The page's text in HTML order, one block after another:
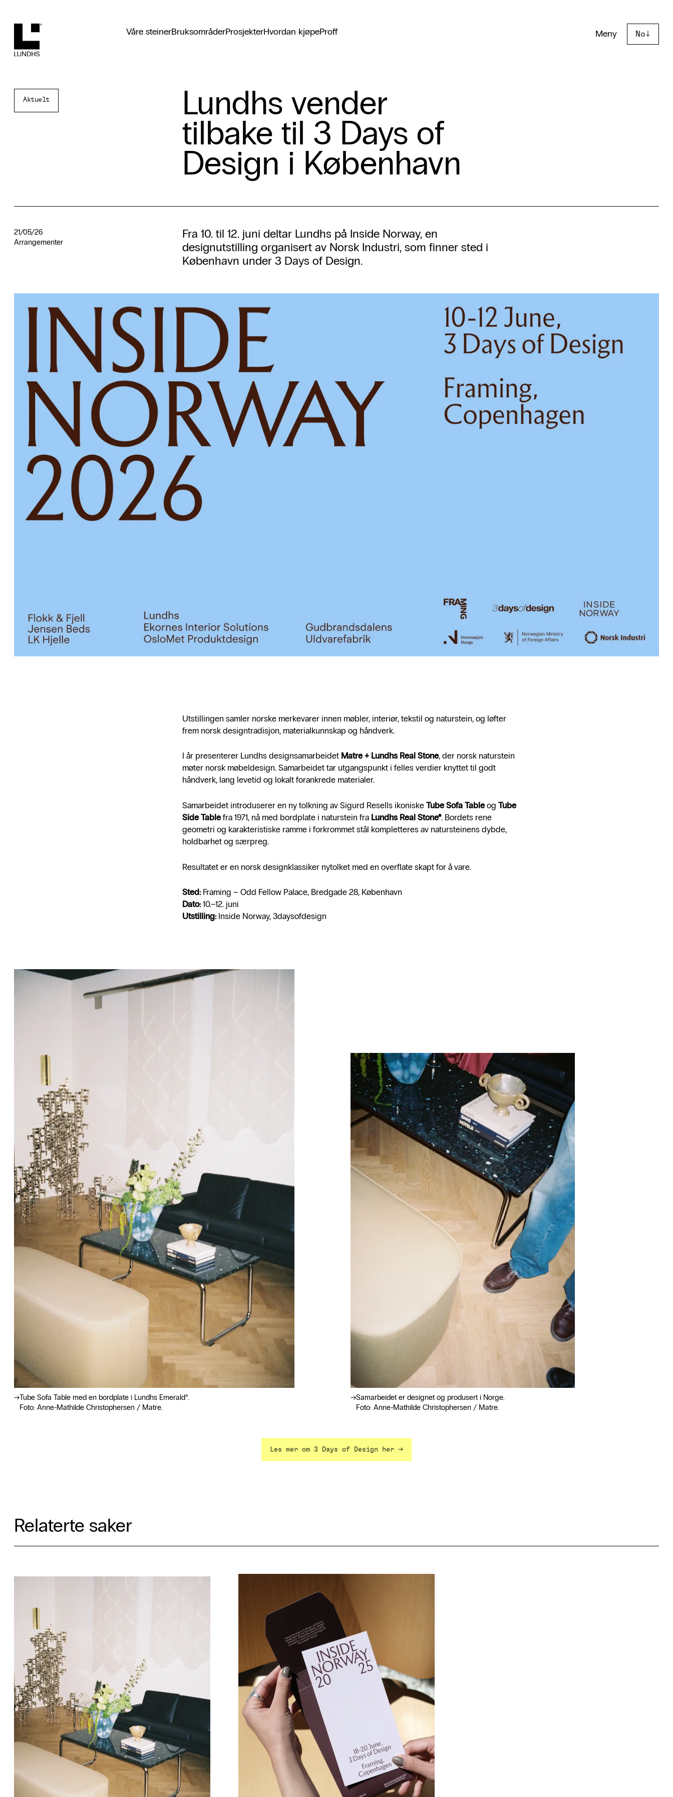
Lundhs Våre steinerBruksområderProsjekterHvordan kjøpeProff Meny No↓
Aktuelt Lundhs vender
tilbake til 3 Days of
Design i København
21/05/26
Arrangementer
Fra 10. til 12. juni deltar Lundhs på Inside Norway, en
designutstilling organisert av Norsk Industri, som finner sted i
København under 3 Days of Design.
Utstillingen samler norske merkevarer innen møbler, interiør, tekstil og naturstein, og løfter
frem norsk designtradisjon, materialkunnskap og håndverk.
I år presenterer Lundhs designsamarbeidet Matre + Lundhs Real Stone, der norsk naturstein
møter norsk møbeldesign. Samarbeidet tar utgangspunkt i felles verdier knyttet til godt
håndverk, lang levetid og lokalt forankrede materialer.
Samarbeidet introduserer en ny tolkning av Sigurd Resells ikoniskeTube Sofa Tableog Tube
Side Tablefra 1971, nå med bordplate i naturstein fra Lundhs Real Stone®. Bordets rene
geometri og karakteristiske ramme i forkrommet stål kompletteres av natursteinens dybde,
holdbarhet og særpreg.
Resultatet er en norsk designklassiker nytolket med en overflate skapt for å vare.
Sted:Framing – Odd Fellow Palace, Bredgade 28, København
Dato:10.–12. juni
Utstilling:Inside Norway, 3daysofdesign
Tube Sofa Table med en bordplate i Lundhs Emerald®.
Foto: Anne-Mathilde Christophersen / Matre.
Samarbeidet er designet og produsert i Norge.
Foto: Anne-Mathilde Christophersen / Matre.
Les mer om 3 Days of Design her →
Relaterte saker